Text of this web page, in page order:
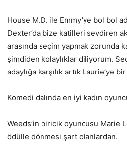
House M.D. ile Emmy’ye bol bol
Dexter’da bize katilleri sevdiren
arasında seçim yapmak zorunda
şimdiden kolaylıklar diliyorum.
adaylığa karşılık artık Laurie’ye
Komedi dalında en iyi kadın
Weeds’in biricik oyuncusu Marie
ödülle dönmesi şart olanlardan.